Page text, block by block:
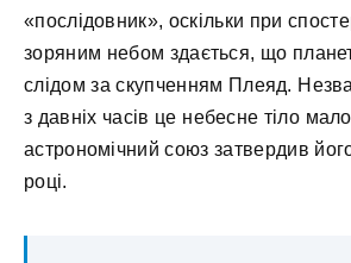
«послідовник», оскільки при
зоряним небом здається, що
слідом за скупченням Плеяд.
з давніх часів це небесне тіло
астрономічний союз затвердив
році.